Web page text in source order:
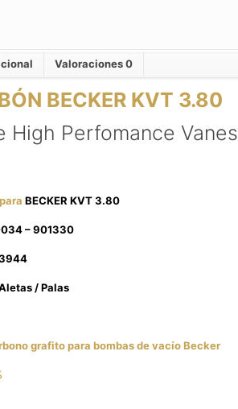
Valoraciones0
BECKER KVT 3.80
High Perfomance Vanes
BECKER KVT 3.80
– 901330
/ Palas
grafito para bombas de vacío Becker